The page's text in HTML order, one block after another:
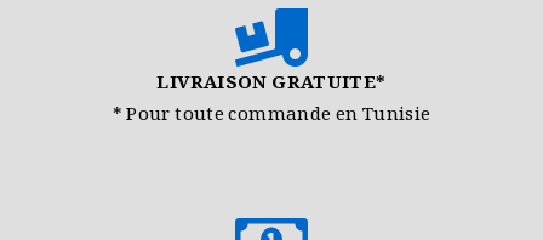
LIVRAISON GRATUITE*
* Pour toute commande en Tunisie